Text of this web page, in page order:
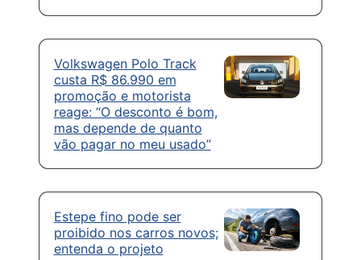
Volkswagen Polo Track
custa R$ 86.990 em
promoção e motorista
reage: “O desconto é bom,
mas depende de quanto
vão pagar no meu usado”
Estepe fino pode ser
proibido nos carros novos;
entenda o projeto